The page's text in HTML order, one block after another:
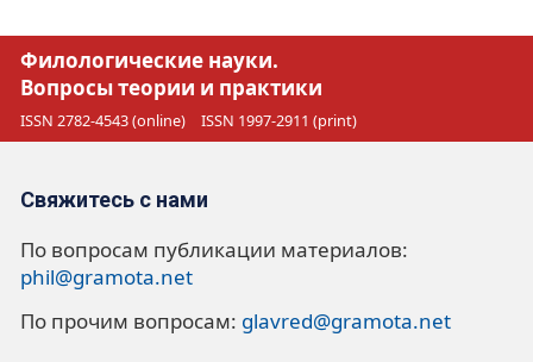
Филологические науки.
Вопросы теории и практики
ISSN 2782-4543 (online) ISSN 1997-2911 (print)
Свяжитесь с нами
По вопросам публикации материалов:
phil@gramota.net
По прочим вопросам: glavred@gramota.net